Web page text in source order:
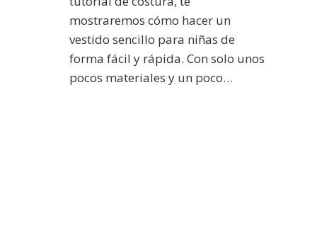
mostraremos cómo hacer un
vestido sencillo para niñas de
forma fácil y rápida. Con solo unos
pocos materiales y un poco…